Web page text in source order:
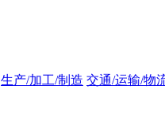
生产/加工/制造 交通/运输/物